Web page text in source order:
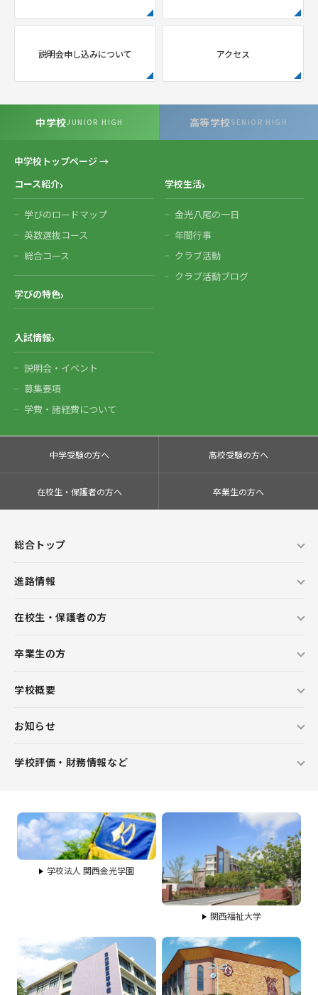
説明会申し込みについて アクセス
中学校JUNIOR HIGH 高等学校SENIOR HIGH
中学校トップページ →
コース紹介
学びのロードマップ
英数選抜コース
総合コース
学びの特色
学校生活
金光八尾の一日
年間行事
クラブ活動
クラブ活動ブログ
入試情報
説明会・イベント
募集要項
学費・諸経費について
中学受験の方へ 高校受験の方へ
在校生・保護者の方へ 卒業生の方へ
総合トップ
進路情報
在校生・保護者の方
卒業生の方
学校概要
お知らせ
学校評価・財務情報など
学校法人 関西金光学園
関西福祉大学